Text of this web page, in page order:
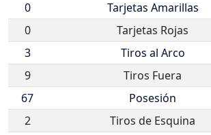
0
Tarjetas Amarillas
0
Tarjetas Rojas
3
Tiros al Arco
9
Tiros Fuera
67
Posesión
2
Tiros de Esquina